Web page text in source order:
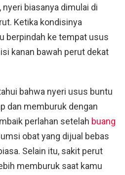
nyeri biasanya dimulai di
Ketika kondisinya
berpindah ke tempat usus
kanan bawah perut dekat
bahwa nyeri usus buntu
dan memburuk dengan
perlahan setelah buang
obat yang dijual bebas
Selain itu, sakit perut
memburuk saat kamu